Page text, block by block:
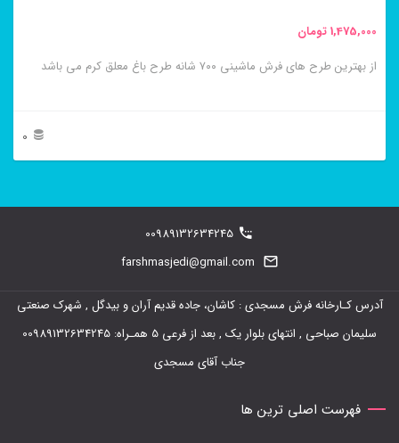
انتخاب
شوند
1,475,000تومان
از بهترین طرح های فرش ماشینی ۷۰۰ شانه طرح باغ معلق کرم می باشد
0
می
باشد.
00989132634245
farshmasjedi@gmail.com
آدرس کـارخانه فرش مسجدی : کاشان، جاده قدیم آران و بیدگل , شهرک صنعتی
سلیمان صباحی , انتهای بلوار یک , بعد از فرعی 5 همـراه: 00989132634245
جناب آقای مسجدی
فهرست اصلی ترین ها